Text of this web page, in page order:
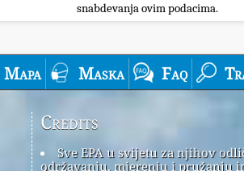
snabdevanja ovim podacima.
Mapa Maska Faq
Credits
Sve EPA u svijetu za njihov
održavanju, mjerenju i pružanju